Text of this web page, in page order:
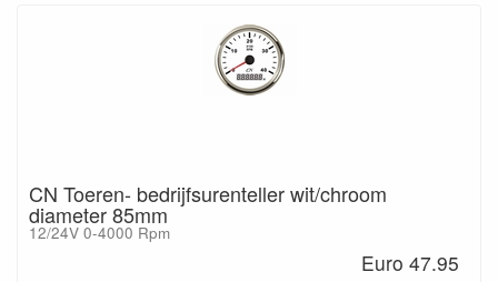
CN Toeren- bedrijfsurenteller wit/chroom
diameter 85mm
12/24V 0-4000 Rpm
Euro 47.95